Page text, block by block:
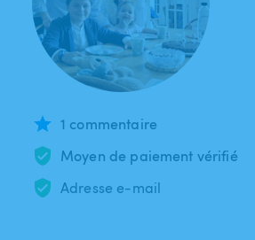
1 commentaire
Moyen de paiement vérifié
Adresse e-mail